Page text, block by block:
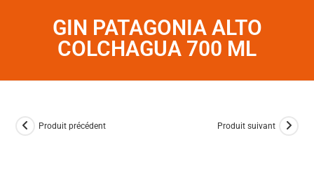
GIN PATAGONIA ALTO
COLCHAGUA 700 ML
Produit précédent Produit suivant